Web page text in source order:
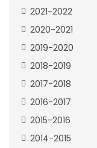
2021-2022
2020-2021
2019-2020
2018-2019
2017-2018
2016-2017
2015-2016
2014-2015